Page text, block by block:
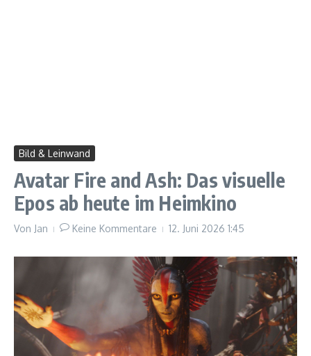
Bild & Leinwand
Avatar Fire and Ash: Das visuelle
Epos ab heute im Heimkino
Von Jan Keine Kommentare 12. Juni 2026 1:45